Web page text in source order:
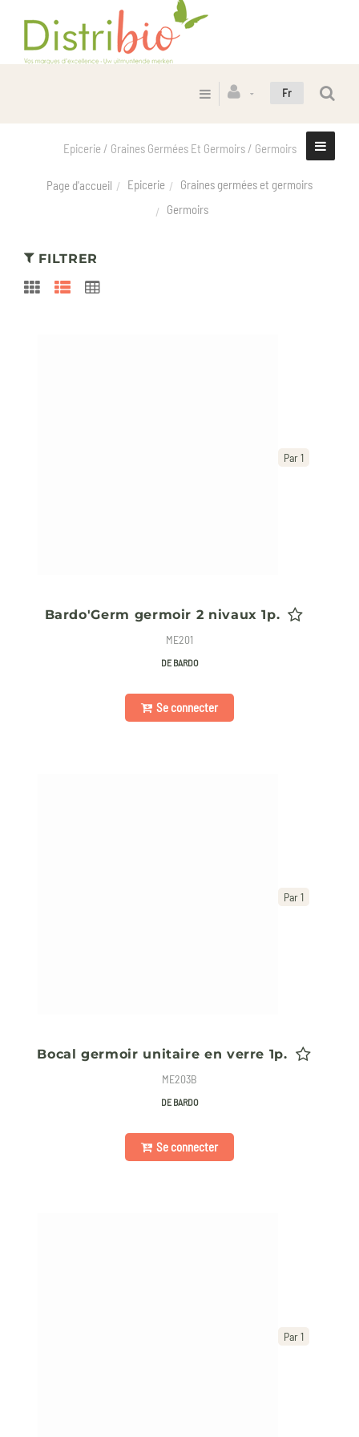
Fr
Epicerie / Graines Germées Et Germoirs / Germoirs
Page d'accueil Epicerie
Graines germées et germoirs
Germoirs
FILTRER
Par 1
Bardo'Germ germoir 2 nivaux 1p.
ME201
DE BARDO
Se connecter
Par 1
Bocal germoir unitaire en verre 1p.
ME203B
DE BARDO
Se connecter
Par 1